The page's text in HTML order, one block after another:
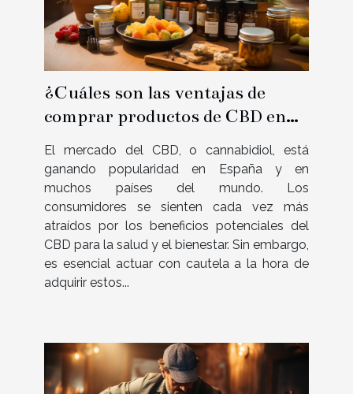
¿Cuáles son las ventajas de
comprar productos de CBD en
una tienda de confianza en
España?
El mercado del CBD, o cannabidiol, está
ganando popularidad en España y en
muchos países del mundo. Los
consumidores se sienten cada vez más
atraídos por los beneficios potenciales del
CBD para la salud y el bienestar. Sin embargo,
es esencial actuar con cautela a la hora de
adquirir estos...